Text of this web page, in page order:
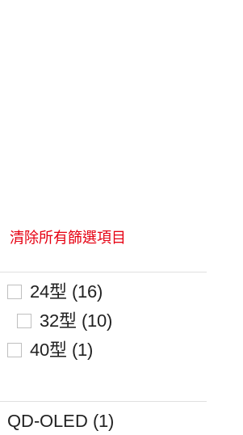
清除所有篩選項目
24型 (16)
32型 (10)
40型 (1)
QD-OLED (1)